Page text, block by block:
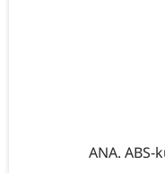
ANA.